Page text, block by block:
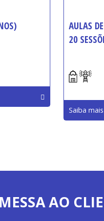
AULAS
20
Saiba mais
AO